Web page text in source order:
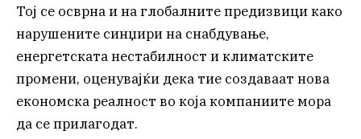
Тој се осврна и на глобалните предизвици како
нарушените синџири на снабдување,
енергетската нестабилност и климатските
промени, оценувајќи дека тие создаваат нова
економска реалност во која компаниите мора
да се прилагодат.